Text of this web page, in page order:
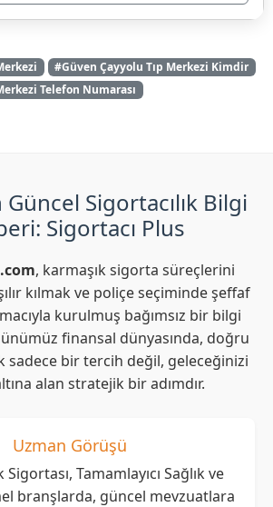
#Güven Çayyolu Tıp Merkezi Kimdir
Telefon Numarası
Sigortacılık Bilgi
Sigortacı Plus
, karmaşık sigorta süreçlerini
kılmak ve poliçe seçiminde şeffaf
kurulmuş bağımsız bir bilgi
finansal dünyasında, doğru
sadece bir tercih değil, geleceğinizi
alan stratejik bir adımdır.
Uzman Görüşü
Tamamlayıcı Sağlık ve
branşlarda, güncel mevzuatlara